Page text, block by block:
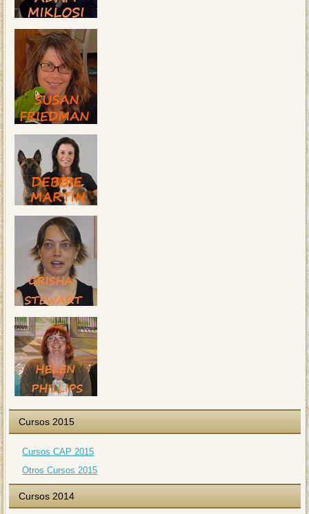
Cursos 2015
Cursos CAP 2015
Otros Cursos 2015
Cursos 2014